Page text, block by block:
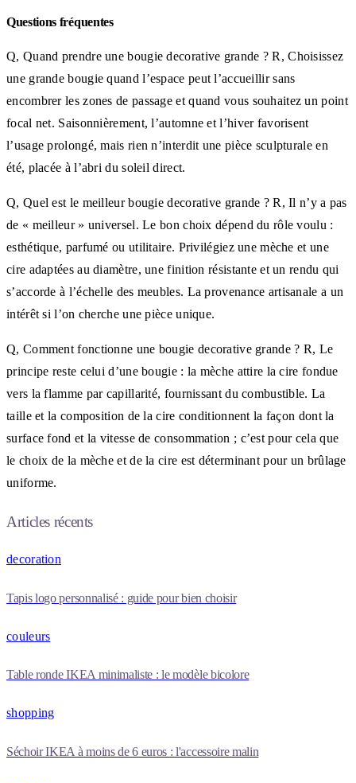
Questions fréquentes
Q, Quand prendre une bougie decorative grande ? R, Choisissez
une grande bougie quand l’espace peut l’accueillir sans
encombrer les zones de passage et quand vous souhaitez un point
focal net. Saisonnièrement, l’automne et l’hiver favorisent
l’usage prolongé, mais rien n’interdit une pièce sculpturale en
été, placée à l’abri du soleil direct.
Q, Quel est le meilleur bougie decorative grande ? R, Il n’y a pas
de « meilleur » universel. Le bon choix dépend du rôle voulu :
esthétique, parfumé ou utilitaire. Privilégiez une mèche et une
cire adaptées au diamètre, une finition résistante et un rendu qui
s’accorde à l’échelle des meubles. La provenance artisanale a un
intérêt si l’on cherche une pièce unique.
Q, Comment fonctionne une bougie decorative grande ? R, Le
principe reste celui d’une bougie : la mèche attire la cire fondue
vers la flamme par capillarité, fournissant du combustible. La
taille et la composition de la cire conditionnent la façon dont la
surface fond et la vitesse de consommation ; c’est pour cela que
le choix de la mèche et de la cire est déterminant pour un brûlage
uniforme.
Articles récents
decoration
Tapis logo personnalisé : guide pour bien choisir
couleurs
Table ronde IKEA minimaliste : le modèle bicolore
shopping
Séchoir IKEA à moins de 6 euros : l'accessoire malin